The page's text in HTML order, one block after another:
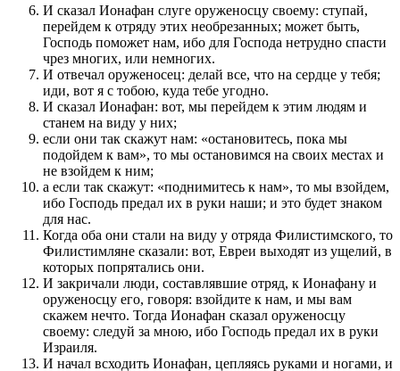
И сказал Ионафан слуге оруженосцу своему: ступай,
перейдем к отряду этих необрезанных; может быть,
Господь поможет нам, ибо для Господа нетрудно спасти
чрез многих, или немногих.
И отвечал оруженосец: делай все, что на сердце у тебя;
иди, вот я с тобою, куда тебе угодно.
И сказал Ионафан: вот, мы перейдем к этим людям и
станем на виду у них;
если они так скажут нам: «остановитесь, пока мы
подойдем к вам», то мы остановимся на своих местах и
не взойдем к ним;
а если так скажут: «поднимитесь к нам», то мы взойдем,
ибо Господь предал их в руки наши; и это будет знаком
для нас.
Когда оба они стали на виду у отряда Филистимского, то
Филистимляне сказали: вот, Евреи выходят из ущелий, в
которых попрятались они.
И закричали люди, составлявшие отряд, к Ионафану и
оруженосцу его, говоря: взойдите к нам, и мы вам
скажем нечто. Тогда Ионафан сказал оруженосцу
своему: следуй за мною, ибо Господь предал их в руки
Израиля.
И начал всходить Ионафан, цепляясь руками и ногами, и